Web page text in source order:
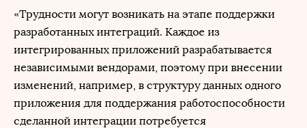
«Трудности могут возникать на этапе поддержки
разработанных интеграций. Каждое из
интегрированных приложений разрабатывается
независимыми вендорами, поэтому при внесении
изменений, например, в структуру данных одного
приложения для поддержания работоспособности
сделанной интеграции потребуется